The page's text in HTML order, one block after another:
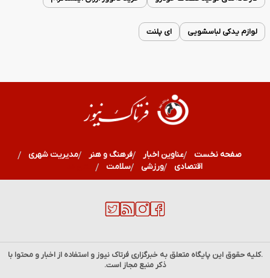
لوازم یدکی لباسشویی ای پلنت
صفحه نخست عناوین اخبار فرهنگ و هنر
مدیریت شهری
اقتصادی
ورزشی سلامت استان ها
.کلیه حقوق این پایگاه متعلق به خبرگزاریفرتاک نیوز و استفاده از اخبار و محتوا با
ذکر منبع مجاز است.